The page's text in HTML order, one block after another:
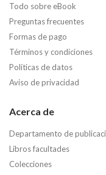
Todo sobre eBook
Preguntas frecuentes
Formas de pago
Términos y condiciones
Políticas de datos
Aviso de privacidad
Acerca de
Departamento de
Libros facultades
Colecciones